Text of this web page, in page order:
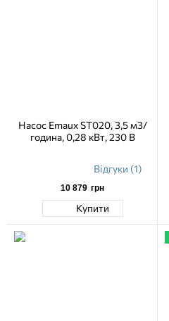
Насос Emaux ST020, 3,5 м3/
година, 0,28 кВт, 230 В
Відгуки (1)
10 879 грн
Купити